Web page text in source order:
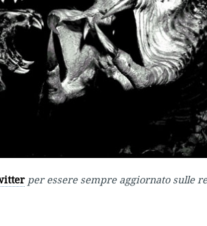
per essere sempre aggiornato sulle